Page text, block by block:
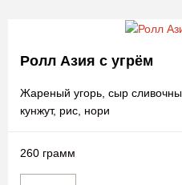
Ролл Азия с угрём
Жареный угорь, сыр
кунжут, рис, нори
260 грамм